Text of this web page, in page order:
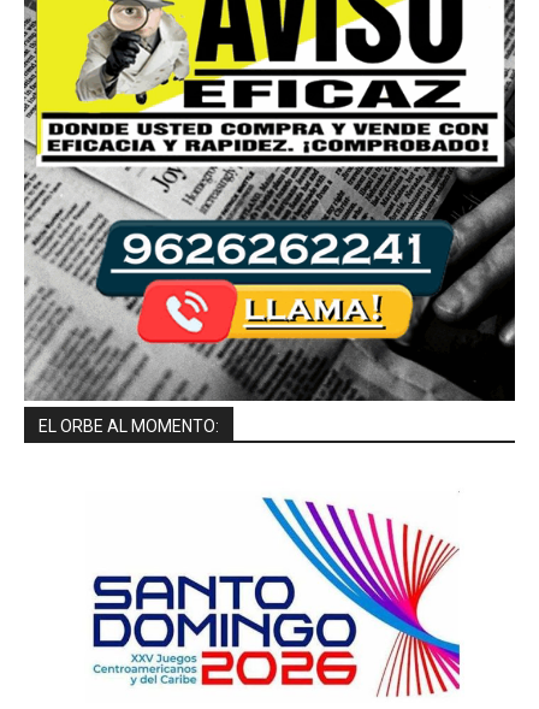
EL ORBE AL MOMENTO: